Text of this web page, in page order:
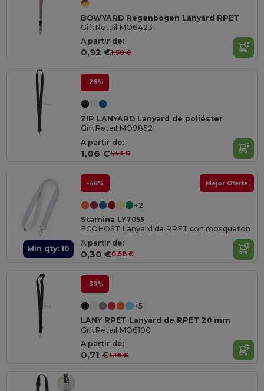
BOWYARD Regenbogen Lanyard RPET
GiftRetail MO6423
A partir de:
0,92 €1,50 €
-26%
ZIP LANYARD Lanyard de poliéster
GiftRetail MO9852
A partir de:
1,06 €1,43 €
Min qty: 10
-48% Mejor Oferta
+2
Stamina LY7055
ECOHOST Lanyard de RPET con mosquetón
A partir de:
0,30 €0,58 €
-39%
+5
LANY RPET Lanyard de RPET 20 mm
GiftRetail MO6100
A partir de:
0,71 €1,16 €